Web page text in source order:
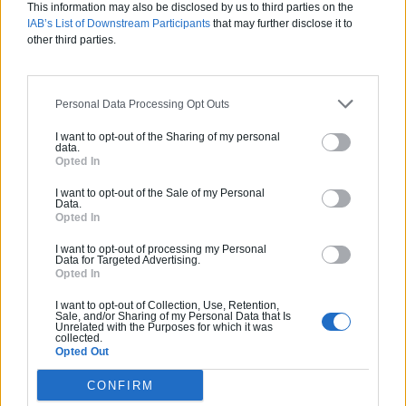
This information may also be disclosed by us to third parties on the
IAB’s List of Downstream Participants that may further disclose it to
other third parties.
Personal Data Processing Opt Outs
I want to opt-out of the Sharing of my personal
data.
Opted In
I want to opt-out of the Sale of my Personal
Data.
Opted In
I want to opt-out of processing my Personal
Data for Targeted Advertising.
Opted In
I want to opt-out of Collection, Use, Retention,
Sale, and/or Sharing of my Personal Data that Is
Unrelated with the Purposes for which it was
collected.
Opted Out
CONFIRM
Si vous le souhaitez, vous pouvez également profiter de
chaleurau sein de votre bien immobilier.
Une sécurité importante
La fenêtre en PVC, c’est également une sécurité plus
importante face aux risques d’incendie
fenêtre PVC, de par sa haute teneur en chlore, est
naturellement ignifugée. Ainsi, elle prend difficilement feu
limite la propagation de l’incendie
chlorure qu’elle contient crée une fumée irritante lors de
sa combustion. Un très bon signal d’alarme en cas de
départ incendie.